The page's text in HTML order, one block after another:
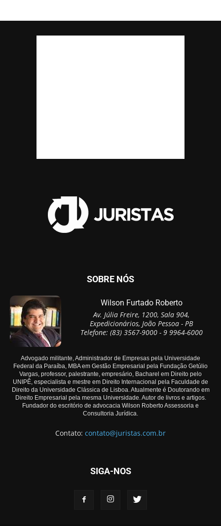
SOBRE NÓS
Wilson Furtado Roberto
Av. Júlia Freire, 1200, Sala 904,
Expedicionários, João Pessoa - PB
Telefone: (83) 3567-9000 - 9 9964-6000
Advogado militante, Administrador de Empresas pela Universidade
Federal da Paraíba, MBA em Gestão Empresarial pela Fundação Getúlio
Vargas, professor, palestrante, empresário, Bacharel em Direito pelo
UNIPÊ, especialista e mestre em Direito Internacional pela Faculdade de
Direito da Universidade Clássica de Lisboa. Atualmente é Doutorando em
Direito Empresarial pela mesma Universidade. Autor de livros e artigos.
Fundador do escritório de advocacia Wilson Roberto Assessoria e
Consultoria Jurídica.
Contato: contato@juristas.com.br
SIGA-NOS